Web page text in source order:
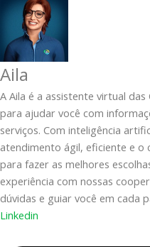
Aila
A Aila é a assistente virtual
para ajudar você com
serviços. Com inteligência
atendimento ágil, eficiente e o
para fazer as melhores
experiência com nossas
dúvidas e guiar você em cada
Linkedin